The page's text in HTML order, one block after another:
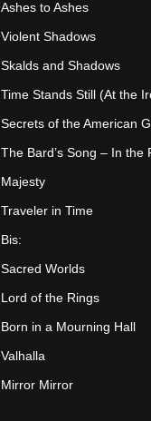
Ashes to Ashes
Violent Shadows
Skalds and Shadows
Time Stands Still (At the
Secrets of the American
The Bard’s Song – In the
Majesty
Traveler in Time
Bis:
Sacred Worlds
Lord of the Rings
Born in a Mourning Hall
Valhalla
Mirror Mirror